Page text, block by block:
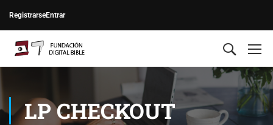
RegistrarseEntrar
LP CHECKOUT